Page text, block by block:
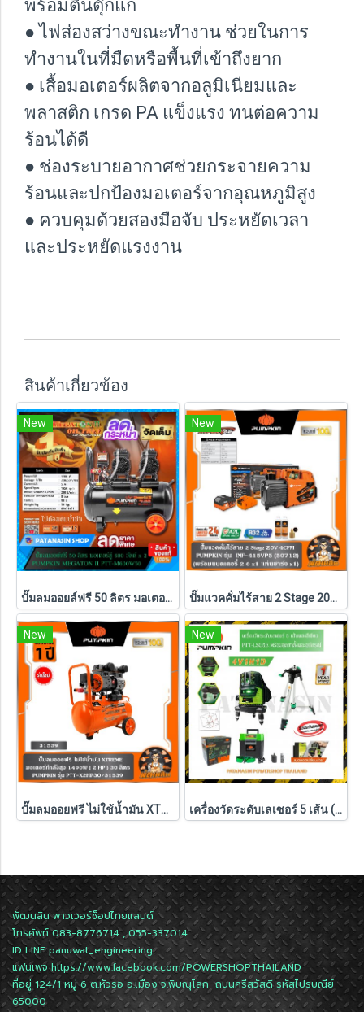
พร้อมตีนตุ๊กแก
● ไฟส่องสว่างขณะทำงาน ช่วยในการ
ทำงานในที่มืดหรือพื้นที่เข้าถึงยาก
● เสื้อมอเตอร์ผลิตจากอลูมิเนียมและ
พลาสติก เกรด PA แข็งแรง ทนต่อความ
ร้อนได้ดี
● ช่องระบายอากาศช่วยกระจายความ
ร้อนและปกป้องมอเตอร์จากอุณหภูมิสูง
● ควบคุมด้วยสองมือจับ ประหยัดเวลา
และประหยัดแรงงาน
สินค้าเกี่ยวข้อง
New
ปั๊มลมออยล์ฟรี 50 ลิตร มอเตอร์คู่ 600W x 2 Pumpkin MEGATON II PTT-M600W50 (31543)
New
ปั๊มแวคคั่มไร้สาย 2 Stage 20V 4CFM INF-415VP5 PUMPKIN (50712) แบตXT 5.0Ahx1 ก้อน ,ตัวเปล่า (50711)
New
ปั๊มลมออยฟรี ไม่ใช้น้ำมัน XTREME 1490W ( 30L / 60L / 120L ) PUMPKIN รุ่น PTT-X2HP30/31539 , PTT-X4HP60/31554 , PTT-X6HP120/31555
New
เครื่องวัดระดับเลเซอร์ 5 เส้น (พร้อมชุดขาตั้ง) PUMPKIN แสงสีเขียว รุ่น PTT-LSG5E (28267)
พัฒนสิน พาวเวอร์ช็อปไทยแลนด์
โทรศัพท์ 083-8776714 , 055-337014
ID LINEpanuwat_engineering
แฟนเพจhttps://www.facebook.com/POWERSHOPTHAILAND
ที่อยู่ 124/1 หมู่ 6 ต.หัวรอ อ.เมือง จ.พิษณุโลก ถนนศรีสวัสดิ์ รหัสไปรษณีย์
65000